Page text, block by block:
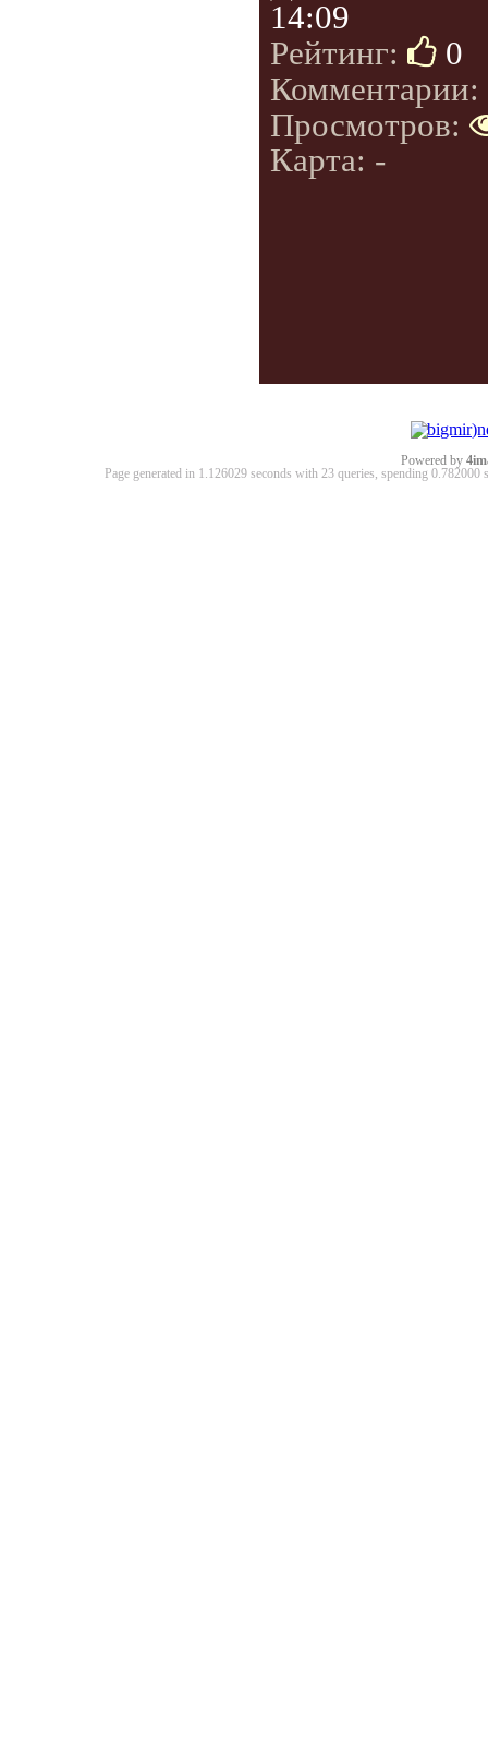
14:09
Рейтинг:
0
Комментарии:
Просмотров:
Карта: -
Powered by
Page generated in 1.126029 seconds with 23 queries, spending